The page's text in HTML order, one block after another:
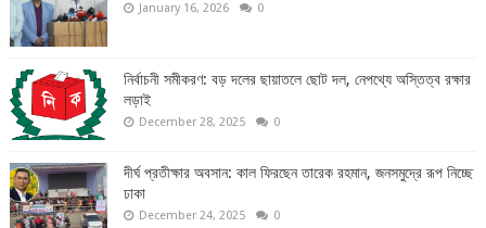
January 16, 2026 0
নির্বাচনী সমীকরণ: বড় দলের ছায়াতলে ছোট দল, নেপথ্যে অস্তিত্ব রক্ষার
লড়াই
December 28, 2025 0
দীর্ঘ প্রতীক্ষার অবসান: কাল ফিরছেন তারেক রহমান, জনসমুদ্রে রূপ নিচ্ছে
ঢাকা
December 24, 2025 0